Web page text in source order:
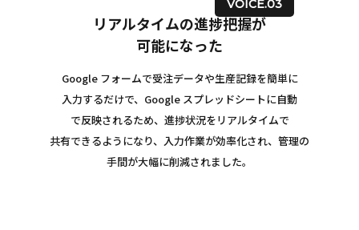
VOICE.03
リアルタイムの進捗把握が
可能になった
Google フォームで受注データや生産記録を簡単に
入力するだけで、Google スプレッドシートに自動
で反映されるため、進捗状況をリアルタイムで
共有できるようになり、入力作業が効率化され、管理の
手間が大幅に削減されました。